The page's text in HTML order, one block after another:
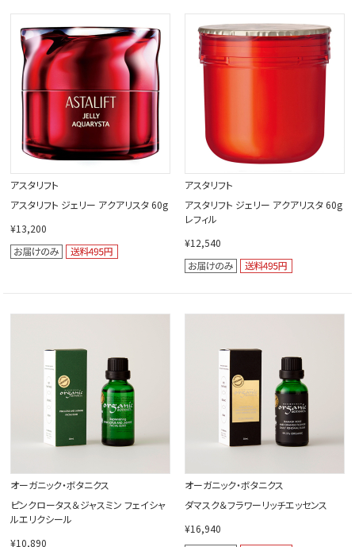
アスタリフト
アスタリフト ジェリー アクアリスタ 60g
¥13,200
アスタリフト
アスタリフト ジェリー アクアリスタ 60g
レフィル
¥12,540
オーガニック・ボタニクス
ピンクロータス＆ジャスミン フェイシャ
ルエリクシール
¥10,890
オーガニック・ボタニクス
ダマスク＆フラワーリッチエッセンス
¥16,940